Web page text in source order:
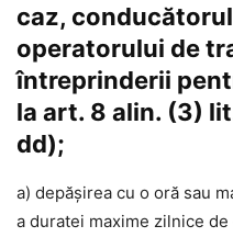
caz,
operatorului de
întreprinderii
la art. 8 alin. (3)
dd);
a) depășirea cu o oră sau
a duratei maxime zilnice